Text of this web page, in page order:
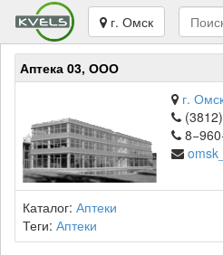
г. Омск
Аптека 03, ООО
г.
Каталог: Аптеки
Теги: Аптеки